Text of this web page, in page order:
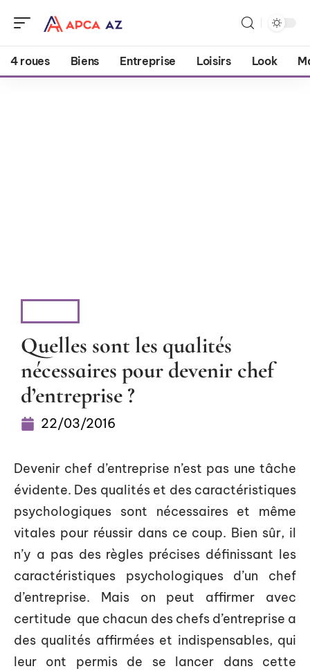
4 roues Biens Entreprise Loisirs Look
Quelles sont les qualités
nécessaires pour devenir chef
d’entreprise ?
22/03/2016
Devenir chef d’entreprise n’est pas une tâche
évidente. Des qualités et des caractéristiques
psychologiques sont nécessaires et même
vitales pour réussir dans ce coup. Bien sûr, il
n’y a pas des règles précises définissant les
caractéristiques psychologiques d’un chef
d’entreprise. Mais on peut affirmer avec
certitude que chacun des chefs d’entreprise a
des qualités affirmées et indispensables, qui
leur ont permis de se lancer dans cette